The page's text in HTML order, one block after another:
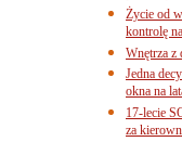
Życie od
kontrolę
Wnętrza z
Jedna
okna na
17-lecie
za